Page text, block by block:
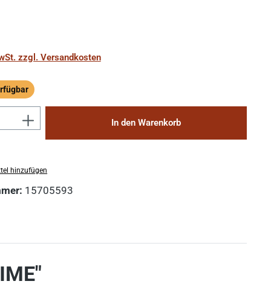
zzgl. Versandkosten
Anzahl: Gib den gewünschten Wert
In den Warenkorb
hinzufügen
15705593